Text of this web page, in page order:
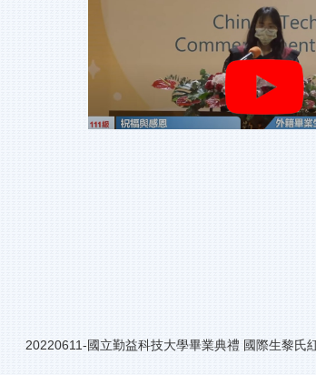
20220611-國立勤益科技大